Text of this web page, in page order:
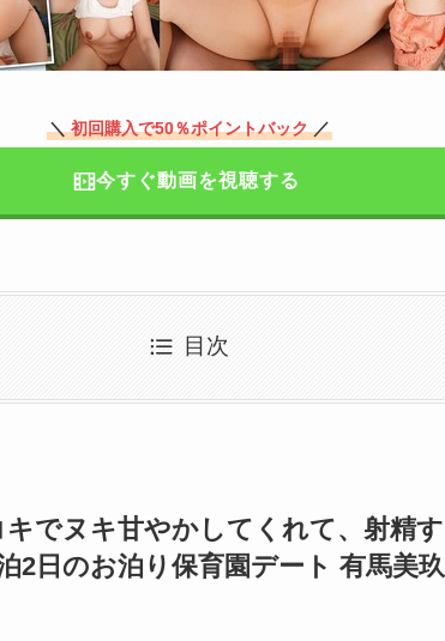
＼初回購入で50％ポイントバック／
今すぐ動画を視聴する
目次
でヌキ甘やかしてくれて、射精
2日のお泊り保育園デート 有馬美